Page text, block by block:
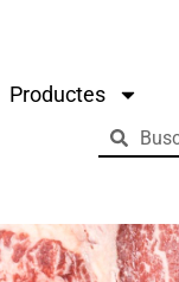
Productes